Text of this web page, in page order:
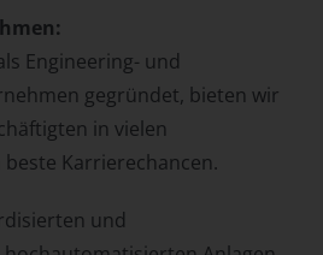
Engineering- und
gegründet, bieten wir
in vielen
Karrierechancen.
und